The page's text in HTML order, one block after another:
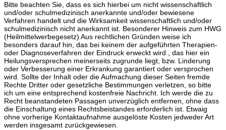
Bitte beachten Sie, dass es sich hierbei um nicht wissenschaftlich
und/oder schulmedizinisch anerkannte und/oder bewiesene
Verfahren handelt und die Wirksamkeit wissenschaftlich und/oder
schulmedizinisch nicht anerkannt ist. Besonderer Hinweis zum HWG
(Heilmittelwerbegesetz) Aus rechtlichen Gründen weise ich
besonders darauf hin, das bei keinem der aufgeführten Therapien-
oder Diagnoseverfahren der Eindruck erweckt wird , das hier ein
Heilungsversprechen meinerseits zugrunde liegt, bzw. Linderung
oder Verbesserung einer Erkrankung garantiert oder versprochen
wird. Sollte der Inhalt oder die Aufmachung dieser Seiten fremde
Rechte Dritter oder gesetzliche Bestimmungen verletzen, so bitte
ich um eine entsprechend kostenfreie Nachricht. Ich werde die zu
Recht beanstandeten Passagen unverzüglich entfernen, ohne dass
die Einschaltung eines Rechtsbeistandes erforderlich ist. Etwaig
ohne vorherige Kontaktaufnahme ausgelöste Kosten jedweder Art
werden insgesamt zurückgewiesen.